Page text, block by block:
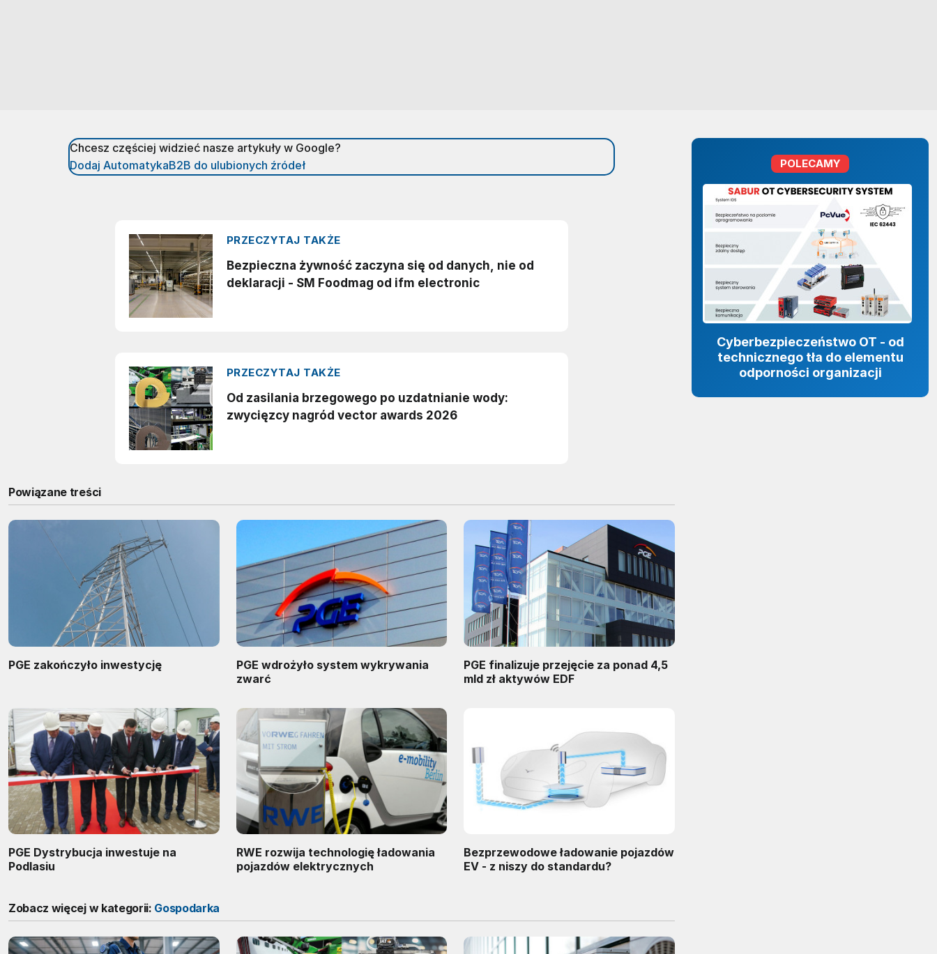
Chcesz częściej widzieć nasze artykuły w Google?
Dodaj AutomatykaB2B do ulubionych źródeł
Powiązane treści
PGE zakończyło inwestycję
PGE wdrożyło system wykrywania
zwarć
PGE finalizuje przejęcie za ponad 4,5
mld zł aktywów EDF
PGE Dystrybucja inwestuje na
Podlasiu
RWE rozwija technologię ładowania
pojazdów elektrycznych
Bezprzewodowe ładowanie pojazdów
EV - z niszy do standardu?
Zobacz więcej w kategorii: Gospodarka
POLECAMY
Cyberbezpieczeństwo OT - od
technicznego tła do elementu
odporności organizacji